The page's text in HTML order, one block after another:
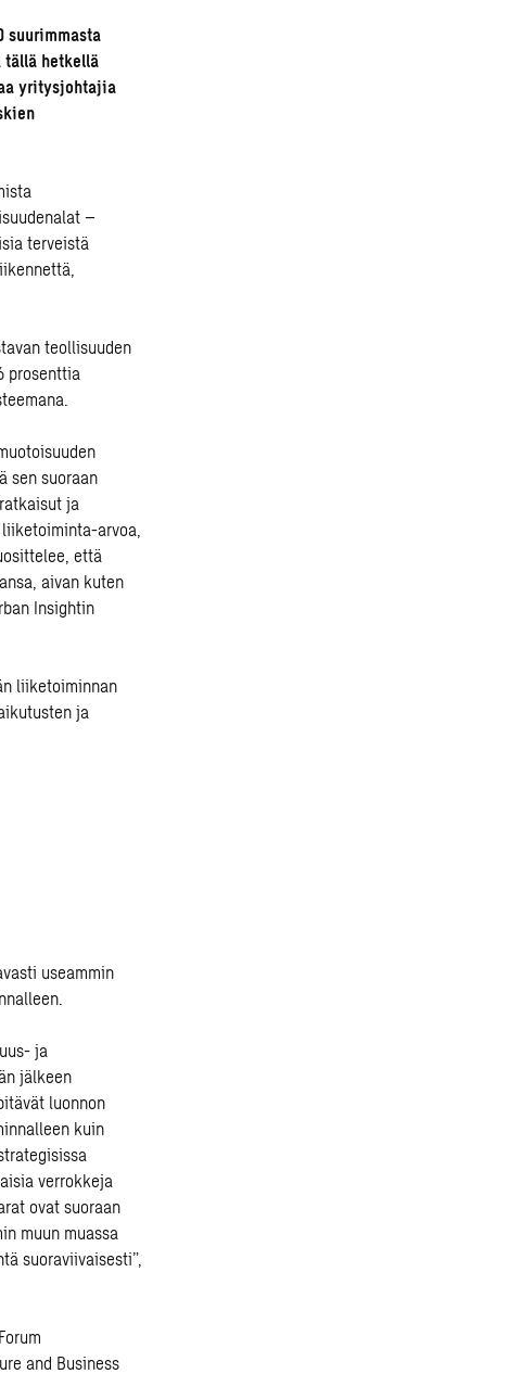
suurimmasta
tällä hetkellä
yritysjohtajia
–
terveistä
teollisuuden
prosenttia
sen suoraan
ja
arvoa,
että
aivan kuten
Insightin
liiketoiminnan
ja
useammin
ja
jälkeen
luonnon
kuin
verrokkeja
ovat suoraan
muun muassa
suoraviivaisesti”,
and Business